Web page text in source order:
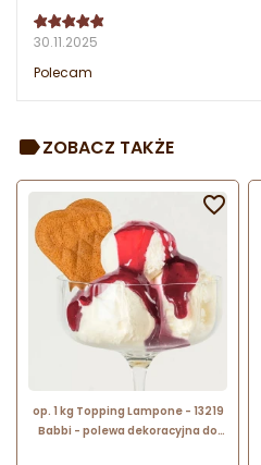
30.11.2025
Polecam
ZOBACZ TAKŻE
op. 1 kg Topping Lampone - 13219
Babbi - polewa dekoracyjna do
